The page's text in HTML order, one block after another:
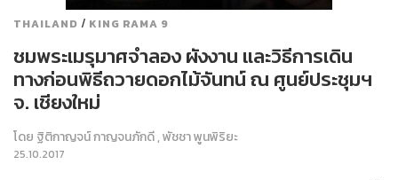
THAILAND / KING RAMA 9
ชมพระเมรุมาศจำลอง ผังงาน และวิธีการเดิน
ทางก่อนพิธีถวายดอกไม้จันทน์ ณ ศูนย์ประชุมฯ
จ. เชียงใหม่
โดย ฐิติกาญจน์ กาญจนภักดี,พัชชา พูนพิริยะ
25.10.2017